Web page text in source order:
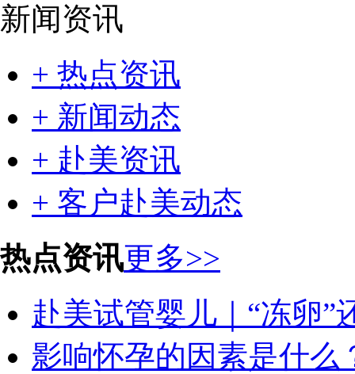
新闻资讯
+ 热点资讯
+ 新闻动态
+ 赴美资讯
+ 客户赴美动态
热点资讯更多>>
赴美试管婴儿｜“冻卵”
影响怀孕的因素是什么